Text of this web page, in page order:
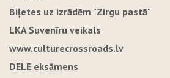
Biļetes uz izrādēm "Zirgu pastā"
LKA Suvenīru veikals
www.culturecrossroads.lv
DELE eksāmens